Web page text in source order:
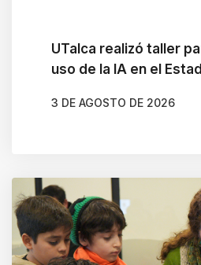
UTalca realizó taller
uso de la IA en el
3 DE AGOSTO DE 2026